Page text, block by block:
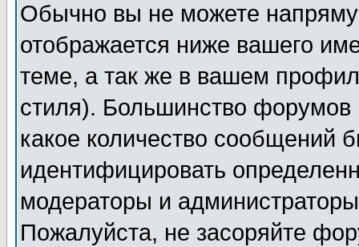
Обычно вы не можете
отображается ниже вашего
теме, а так же в вашем
стиля). Большинство форумов
какое количество сообщений
идентифицировать
модераторы и
Пожалуйста, не засоряйте